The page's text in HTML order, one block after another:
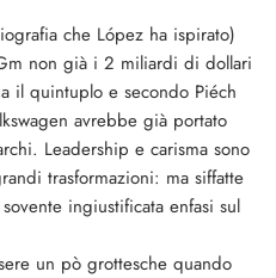
che López ha ispirato)
non già i 2 miliardi di dollari
il quintuplo e secondo Piéch
avrebbe già portato
Leadership e carisma sono
trasformazioni: ma siffatte
ingiustificata enfasi sul
un pò grottesche quando